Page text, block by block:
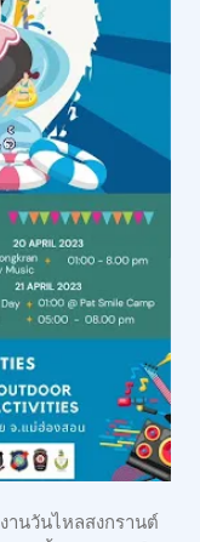
นวันไหลสงกรานต์